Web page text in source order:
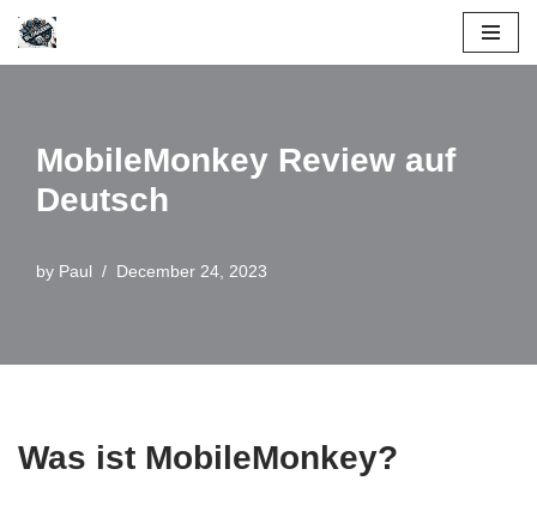
Skip
MobileMonkey Review auf
Deutsch
by Paul December 24, 2023
Was ist MobileMonkey?